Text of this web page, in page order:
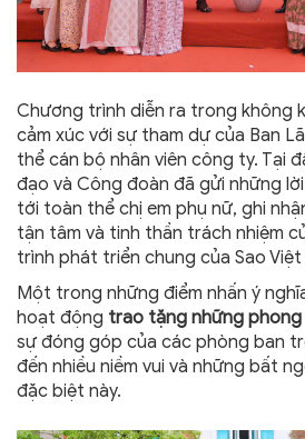
Chương trình diễn ra trong không
cảm xúc với sự tham dự của Ban
thể cán bộ nhân viên công ty. Tại
đạo và Công đoàn đã gửi những
tới toàn thể chị em phụ nữ, ghi
tận tâm và tinh thần trách nhiệm
trình phát triển chung của Sao Việt
Một trong những điểm nhấn ý
hoạt động trao tặng những phong
sự đóng góp của các phòng ban
đến nhiều niềm vui và những bất
đặc biệt này.